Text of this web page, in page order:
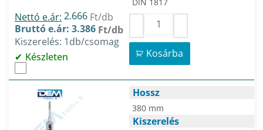
Nettó e.ár: 2.666 Ft/db
Bruttó e.ár: 3.386 Ft/db
Kiszerelés: 1db/csomag
Készleten
Kosárba
Hossz
380 mm
Kiszerelés